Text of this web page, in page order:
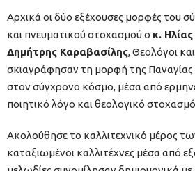
Αρχικά οι δύο εξέχουσες μορφές του
και πνευματικού στοχασμού ο κ.
Δημήτρης Καραβασίλης, Θεολόγοι
σκιαγράφησαν τη μορφή της
στον σύγχρονο κόσμο, μέσα από
ποιητικό λόγο και θεολογικό
Ακολούθησε το καλλιτεχνικό μέρος
καταξιωμένοι καλλιτέχνες μέσα από